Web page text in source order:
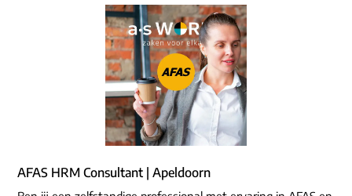
AFAS HRM Consultant | Apeldoorn